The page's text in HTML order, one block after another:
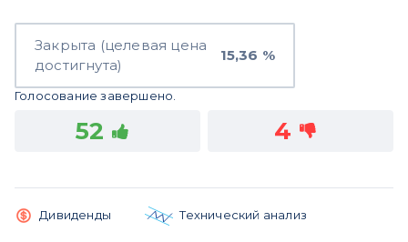
Закрыта (целевая цена
достигнута)
15,36 %
Голосование завершено.
52 4
Дивиденды Технический анализ